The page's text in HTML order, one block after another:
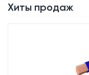
Хиты продаж